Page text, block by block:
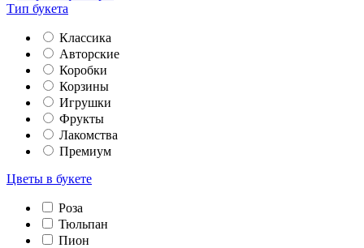
Тип букета
Классика
Авторские
Коробки
Корзины
Игрушки
Фрукты
Лакомства
Премиум
Цветы в букете
Роза
Тюльпан
Пион